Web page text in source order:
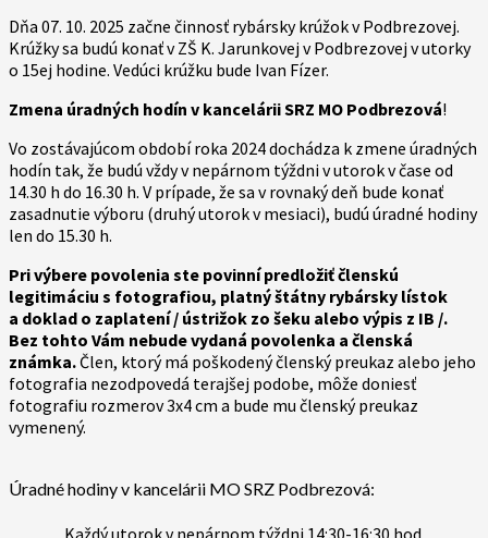
Dňa 07. 10. 2025 začne činnosť rybársky krúžok v Podbrezovej.
Krúžky sa budú konať v ZŠ K. Jarunkovej v Podbrezovej v utorky
o 15ej hodine. Vedúci krúžku bude Ivan Fízer.
Zmena úradných hodín v kancelárii SRZ MO Podbrezová!
Vo zostávajúcom období roka 2024 dochádza k zmene úradných
hodín tak, že budú vždy v nepárnom týždni v utorok v čase od
14.30 h do 16.30 h. V prípade, že sa v rovnaký deň bude konať
zasadnutie výboru (druhý utorok v mesiaci), budú úradné hodiny
len do 15.30 h.
Pri výbere povolenia ste povinní predložiť členskú
legitimáciu s fotografiou, platný štátny rybársky lístok
a doklad o zaplatení / ústrižok zo šeku alebo výpis z IB /.
Bez tohto Vám nebude vydaná povolenka a členská
známka.Člen, ktorý má poškodený členský preukaz alebo jeho
fotografia nezodpovedá terajšej podobe, môže doniesť
fotografiu rozmerov 3x4 cm a bude mu členský preukaz
vymenený.
Úradné hodiny v kancelárii MO SRZ Podbrezová:
Každý utorok v nepárnom týždni 14:30-16:30 hod.